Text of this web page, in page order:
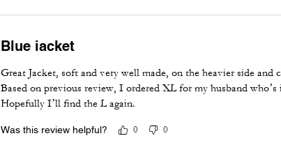
Blue iacket
Great Jacket, soft and very well made, on the heavier side
Based on previous review, I ordered XL for my husband
Hopefully I’ll find the L again.
Was this review helpful? 0 0